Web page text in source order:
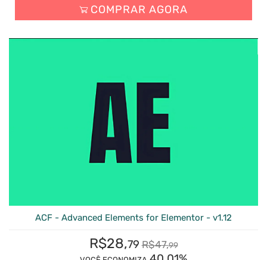
COMPRAR AGORA
ACF - Advanced Elements for Elementor - v1.12
R$28,79 R$47,99